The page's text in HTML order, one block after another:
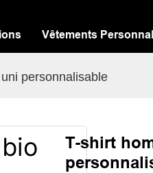
Vêtements
personnalisable
T-shirt